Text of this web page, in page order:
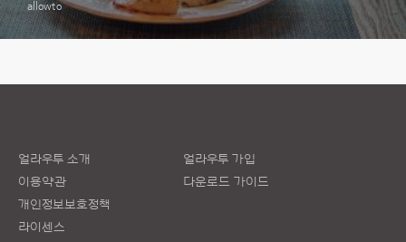
allowto
얼라우투 소개
이용약관
개인정보보호정책
라이센스
얼라우투 가입
다운로드 가이드